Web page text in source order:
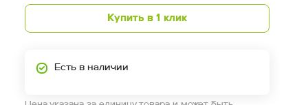
Купить в 1 клик
Есть в наличии